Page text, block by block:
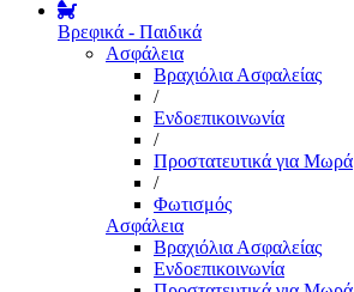
Βρεφικά - Παιδικά
Ασφάλεια
Βραχιόλια Ασφαλείας
/
Ενδοεπικοινωνία
/
Προστατευτικά για Μωρά
/
Φωτισμός
Ασφάλεια
Βραχιόλια Ασφαλείας
Ενδοεπικοινωνία